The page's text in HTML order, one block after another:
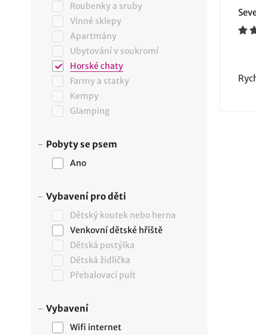
Roubenky a sruby
Vinné sklepy
Apartmány
Ubytování v soukromí
Horské chaty
Farmy a statky
Kempy
Glamping
Pobyty se psem
Ano
Vybavení pro děti
Dětský koutek nebo herna
Venkovní dětské hřiště
Dětská postýlka
Dětská židlička
Přebalovací pult
Vybavení
Wifi internet